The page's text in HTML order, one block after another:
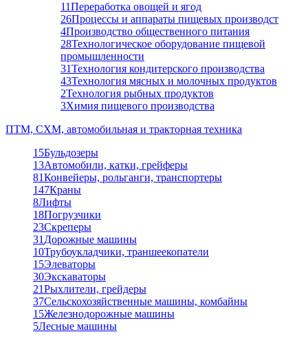
11Переработка овощей и ягод
26Процессы и аппараты пищевых производст
4Производство общественного питания
28Технологическое оборудование пищевой
промышленности
31Технология кондитерского производства
43Технология мясных и молочных продуктов
2Технология рыбных продуктов
3Химия пищевого производства
ПТМ, СХМ, автомобильная и тракторная техника
15Бульдозеры
13Автомобили, катки, грейферы
81Конвейеры, рольганги, транспортеры
147Краны
8Лифты
18Погрузчики
23Скреперы
31Дорожные машины
10Трубоукладчики, траншеекопатели
15Элеваторы
30Экскаваторы
21Рыхлители, грейдеры
37Сельскохозяйственные машины, комбайны
15Железнодорожные машины
5Лесные машины